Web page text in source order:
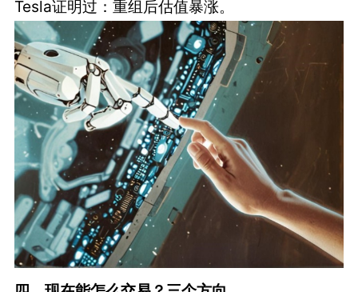
Tesla证明过：重组后估值暴涨。